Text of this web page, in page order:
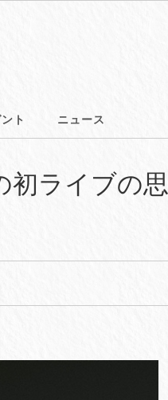
ト ニュース
初ライブの思